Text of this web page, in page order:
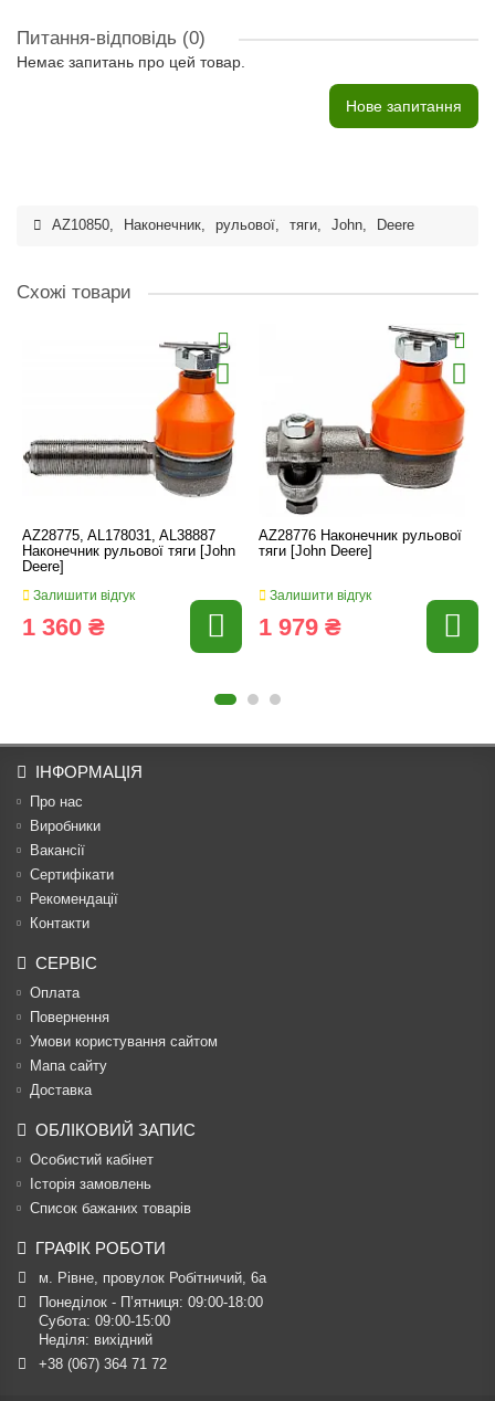
Питання-відповідь (0)
Немає запитань про цей товар.
Нове запитання
AZ10850, Наконечник, рульової, тяги, John, Deere
Схожі товари
AZ28775, AL178031, AL38887
Наконечник рульової тяги [John
Deere]
Залишити відгук
1 360 ₴
AZ28776 Наконечник рульової
тяги [John Deere]
Залишити відгук
1 979 ₴
ІНФОРМАЦІЯ
Про нас
Виробники
Вакансії
Сертифікати
Рекомендації
Контакти
СЕРВІС
Оплата
Повернення
Умови користування сайтом
Мапа сайту
Доставка
ОБЛІКОВИЙ ЗАПИС
Особистий кабінет
Історія замовлень
Список бажаних товарів
ГРАФІК РОБОТИ
м. Рівне, провулок Робітничий, 6а
Понеділок - П’ятниця: 09:00-18:00
Субота: 09:00-15:00
Неділя: вихідний
+38 (067) 364 71 72